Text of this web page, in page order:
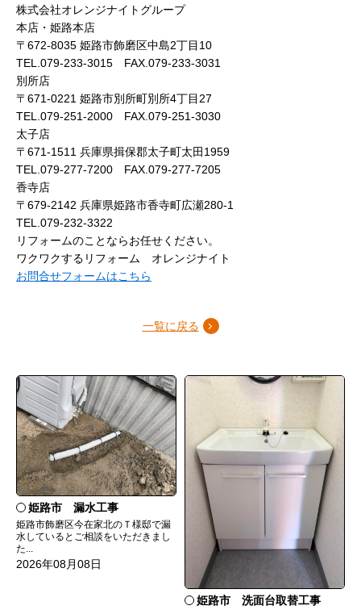
株式会社オレンジナイトグループ
本店・姫路本店
〒672-8035 姫路市飾磨区中島2丁目10
TEL.079-233-3015 FAX.079-233-3031
別所店
〒671-0221 姫路市別所町別所4丁目27
TEL.079-251-2000 FAX.079-251-3030
太子店
〒671-1511 兵庫県揖保郡太子町太田1959
TEL.079-277-7200 FAX.079-277-7205
香寺店
〒679-2142 兵庫県姫路市香寺町広瀬280-1
TEL.079-232-3322
リフォームのことならお任せください。
ワクワクするリフォーム オレンジナイト
お問合せフォームはこちら
一覧に戻る
姫路市 漏水工事
姫路市飾磨区今在家北のＴ様邸で漏
水しているとご相談をいただきまし
た...
2026年08月08日
姫路市 洗面台取替工事